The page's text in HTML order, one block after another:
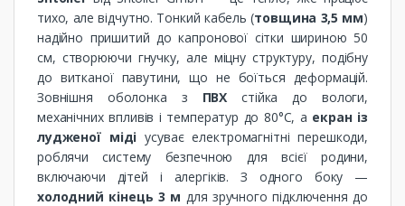
тихо, але відчутно. Тонкий кабель (товщина 3,5 мм)
надійно пришитий до капронової сітки шириною 50
см, створюючи гнучку, але міцну структуру, подібну
до витканої павутини, що не боїться деформацій.
Зовнішня оболонка з ПВХ стійка до вологи,
механічних впливів і температур до 80°C, а екран із
лудженої міді усуває електромагнітні перешкоди,
роблячи систему безпечною для всієї родини,
включаючи дітей і алергіків. З одного боку —
холодний кінець 3 м для зручного підключення до